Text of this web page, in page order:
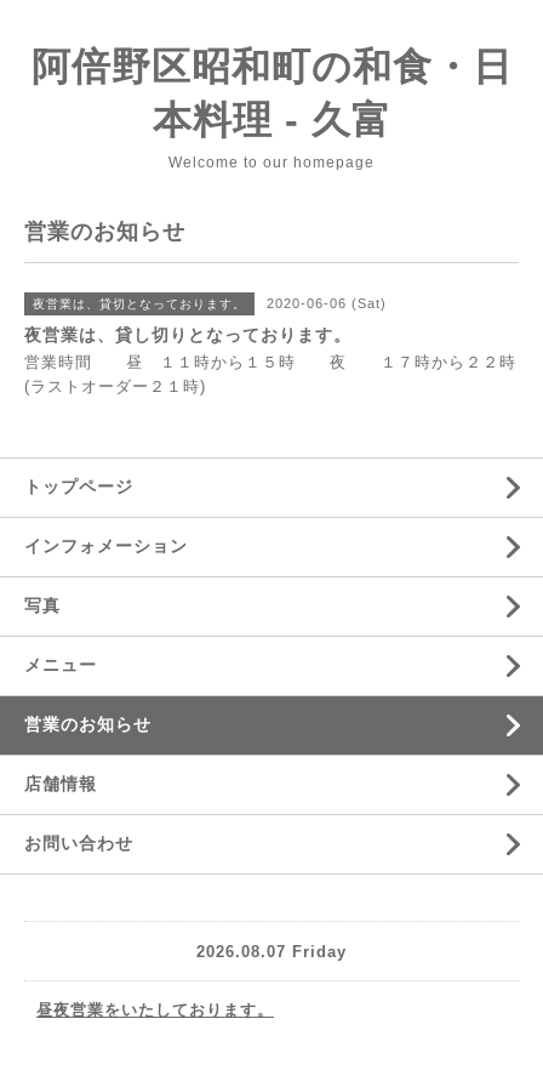
阿倍野区昭和町の和食・日
本料理 - 久富
Welcome to our homepage
営業のお知らせ
夜営業は、貸切となっております。 2020-06-06 (Sat)
夜営業は、貸し切りとなっております。
営業時間 昼 １１時から１５時 夜 １７時から２２時
(ラストオーダー２１時)
トップページ
インフォメーション
写真
メニュー
営業のお知らせ
店舗情報
お問い合わせ
2026.08.07 Friday
昼夜営業をいたしております。